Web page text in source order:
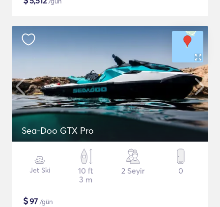
Sea-Doo GTX Pro
Jet Ski
10 ft
3 m
2 Seyir 0
$97 /gün